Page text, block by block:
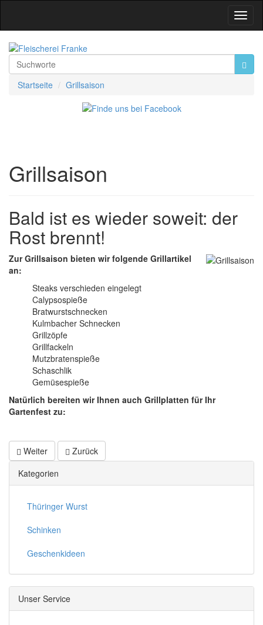
Startseite Grillsaison
Grillsaison
Bald ist es wieder soweit: der
Rost brennt!
Zur Grillsaison bieten wir folgende Grillartikel
an:
Steaks verschieden eingelegt
Calypsospieße
Bratwurstschnecken
Kulmbacher Schnecken
Grillzöpfe
Grillfackeln
Mutzbratenspieße
Schaschlik
Gemüsespieße
Natürlich bereiten wir Ihnen auch Grillplatten für Ihr
Gartenfest zu:
Weiter
Zurück
Kategorien
Thüringer Wurst
Schinken
Geschenkideen
Unser Service